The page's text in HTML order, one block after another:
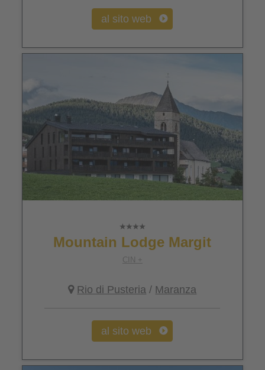
al sito web
Mountain Lodge Margit
CIN +
Rio di Pusteria / Maranza
al sito web